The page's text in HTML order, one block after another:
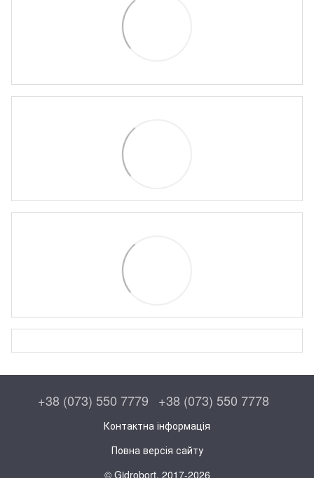
+38 (073) 550 7779 +38 (073) 550 7778
Контактна інформація
Повна версія сайту
© Gidrobort, 2017-2026